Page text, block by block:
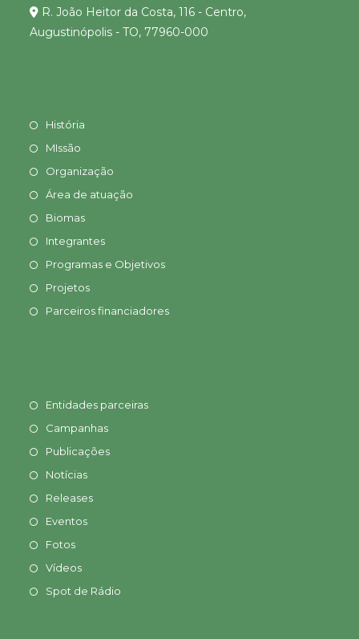
R. João Heitor da Costa, 116 - Centro,
Augustinópolis - TO, 77960-000
História
MIssão
Organização
Área de atuação
Biomas
Integrantes
Programas e Objetivos
Projetos
Parceiros financiadores
Entidades parceiras
Campanhas
Publicações
Notícias
Releases
Eventos
Fotos
Vídeos
Spot de Rádio